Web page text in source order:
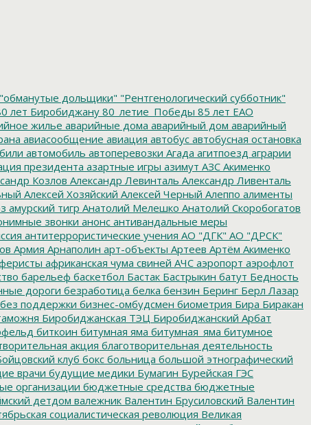
"обманутые дольщики" "Рентгенологический субботник"
лет Биробиджану80_летие_Победы 85 лет ЕАО
жилье аварийные дома аварийный дом аварийный
авиасообщение авиация автобус автобусная остановка
автомобиль автоперевозки Агада агитпоезд аграрии
президента азартные игры азимут АЗС Акименко
Козлов Александр Левинталь Александр Ливенталь
Алексей Хозяйский Алексей Черный Алеппо алименты
амурский тигр Анатолий Мелешко Анатолий Скоробогатов
звонки анонс антивандальные меры
антитеррористические учения АО "ДГК" АО "ДРСК"
Армия Арнаполин арт-объекты Артеев Артём Акименко
африканская чума свиней АЧС аэропорт аэрофлот
барельеф баскетбол Бастак Бастрыкин батут Бедность
дороги безработица белка бензин Беринг Берл Лазар
поддержки бизнес-омбудсмен биометрия Бира Биракан
Биробиджанская ТЭЦ Биробиджанский Арбат
биткоин битумная яма битумная_яма битумное
акция благотворительная деятельность
клуб бокс больница большой этнографический
врачи будущие медики Бумагин Бурейская ГЭС
организации бюджетные средства бюджетные
детдом валежник Валентин Брусиловский Валентин
социалистическая революция Великая